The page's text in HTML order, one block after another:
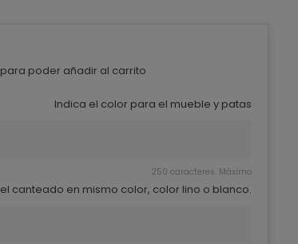
poder añadir al carrito
Indica el color para el mueble y patas
250 caracteres. Máximo
canteado en mismo color, color lino o blanco.